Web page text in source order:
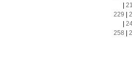
229
258